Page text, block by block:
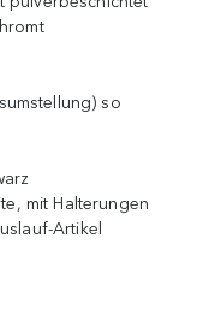
so
mit Halterungen
Artikel